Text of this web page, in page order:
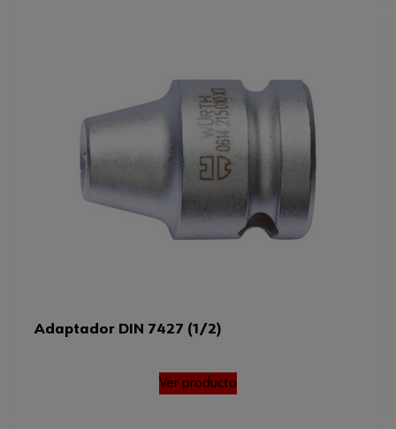
Adaptador DIN 7427 (1/2)
Ver producto